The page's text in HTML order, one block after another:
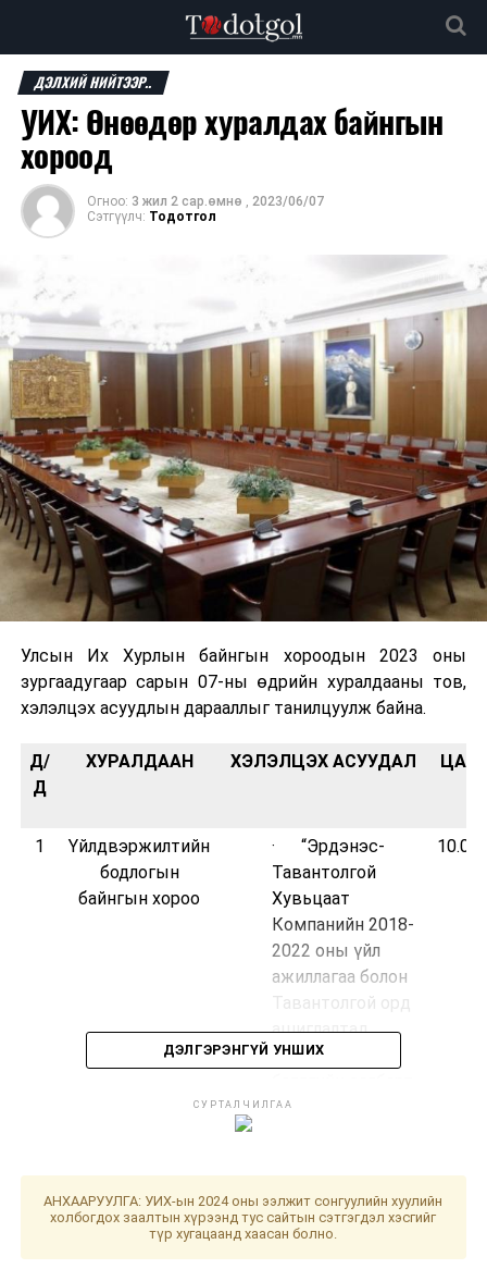
ДЭЛХИЙ НИЙТЭЭР..
УИХ: Өнөөдөр хуралдах байнгын
хороод
Огноо: 3 жил 2 сар.өмнө , 2023/06/07
Сэтгүүлч: Тодотгол
Улсын Их Хурлын байнгын хороодын 2023 оны
зургаадугаар сарын 07-ны өдрийн хуралдааны тов,
хэлэлцэх асуудлын дарааллыг танилцуулж байна.
Д/
Д
ХУРАЛДААН ХЭЛЭЛЦЭХ АСУУДАЛ ЦАГ
1
Үйлдвэржилтийн
бодлогын
байнгын хороо
· “Эрдэнэс-
Тавантолгой
Хувьцаат
Компанийн 2018-
2022 оны үйл
ажиллагаа болон
Тавантолгой орд
ашиглалтад
төрөөс эрдэс
баримтлах
үүргийн
биелэлт”-ийн
талаарх Үндэсний
10.00
ДЭЛГЭРЭНГҮЙ УНШИХ
СУРТАЛЧИЛГАА
АНХААРУУЛГА: УИХ-ын 2024 оны ээлжит сонгуулийн хуулийн
холбогдох заалтын хүрээнд тус сайтын сэтгэгдэл хэсгийг
түр хугацаанд хаасан болно.